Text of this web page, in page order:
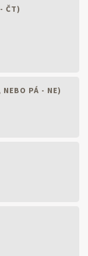
ČT)
PÁ - NE)